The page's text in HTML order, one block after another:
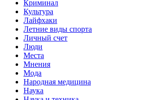
Криминал
Культура
Лайфхаки
Летние виды спорта
Личный счет
Люди
Места
Мнения
Мода
Народная медицина
Наука